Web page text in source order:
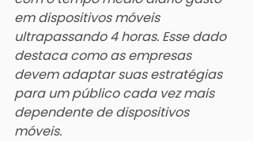
em dispositivos móveis
ultrapassando 4 horas. Esse dado
destaca como as empresas
devem adaptar suas estratégias
para um público cada vez mais
dependente de dispositivos
móveis.